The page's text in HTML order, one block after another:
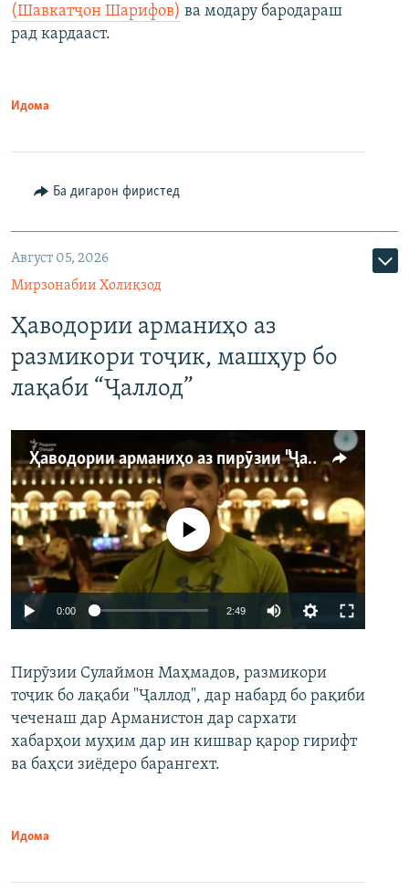
(Шавкатҷон Шарифов) ва модару бародараш
рад кардааст.
Идома
Ба дигарон фиристед
Август 05, 2026
Мирзонабии Холиқзод
Ҳаводории арманиҳо аз
размикори тоҷик, машҳур бо
лақаби “Ҷаллод”
Ҳаводории арманиҳо аз пирӯзии "Ҷаллод"-и тоҷик
Auto 240p 360p 480p
720p 1080p
Феълан кор намекунад
0:00 2:49
360p
480p
Пирӯзии Сулаймон Маҳмадов, размикори
тоҷик бо лақаби "Ҷаллод", дар набард бо рақиби
чеченаш дар Арманистон дар сархати
хабарҳои муҳим дар ин кишвар қарор гирифт
ва баҳси зиёдеро барангехт.
Идома